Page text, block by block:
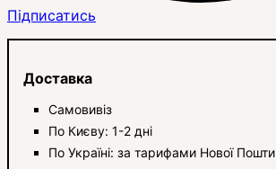
Підписатись
Доставка
Самовивіз
По Києву: 1-2 дні
По Україні: за тарифами Нової Пошти